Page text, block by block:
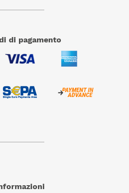
di pagamento